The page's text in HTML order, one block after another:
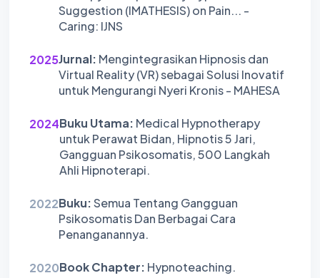
Suggestion (IMATHESIS) on Pain... -
Caring: IJNS
2025Jurnal: Mengintegrasikan Hipnosis dan
Virtual Reality (VR) sebagai Solusi Inovatif
untuk Mengurangi Nyeri Kronis - MAHESA
2024Buku Utama: Medical Hypnotherapy
untuk Perawat Bidan, Hipnotis 5 Jari,
Gangguan Psikosomatis, 500 Langkah
Ahli Hipnoterapi.
2022Buku:Semua Tentang Gangguan
Psikosomatis Dan Berbagai Cara
Penanganannya.
2020Book Chapter: Hypnoteaching.